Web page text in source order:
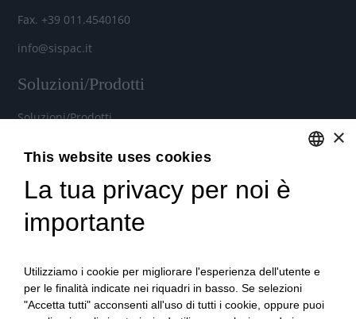
Fax. +39 011.4540160
info@sispac.it
Soluzioni/Prodotti
Soluzioni/Prodotti
Contratti di assistenza personalizzati
Microsoft 365 per aziende
Videoconferenza e Telefonia IP
×
This website uses cookies
La tua privacy per noi è
importante
Utilizziamo i cookie per migliorare l'esperienza dell'utente e
per le finalità indicate nei riquadri in basso. Se selezioni
"Accetta tutti" acconsenti all'uso di tutti i cookie, oppure puoi